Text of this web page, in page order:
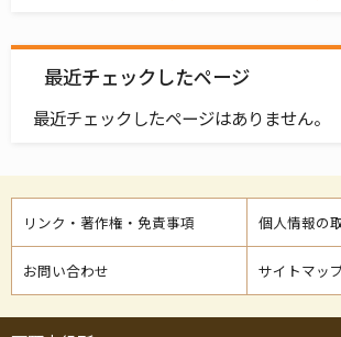
最近チェックしたページ
最近チェックしたページはありません。
リンク・著作権・免責事項 個人情報の
お問い合わせ サイトマッ